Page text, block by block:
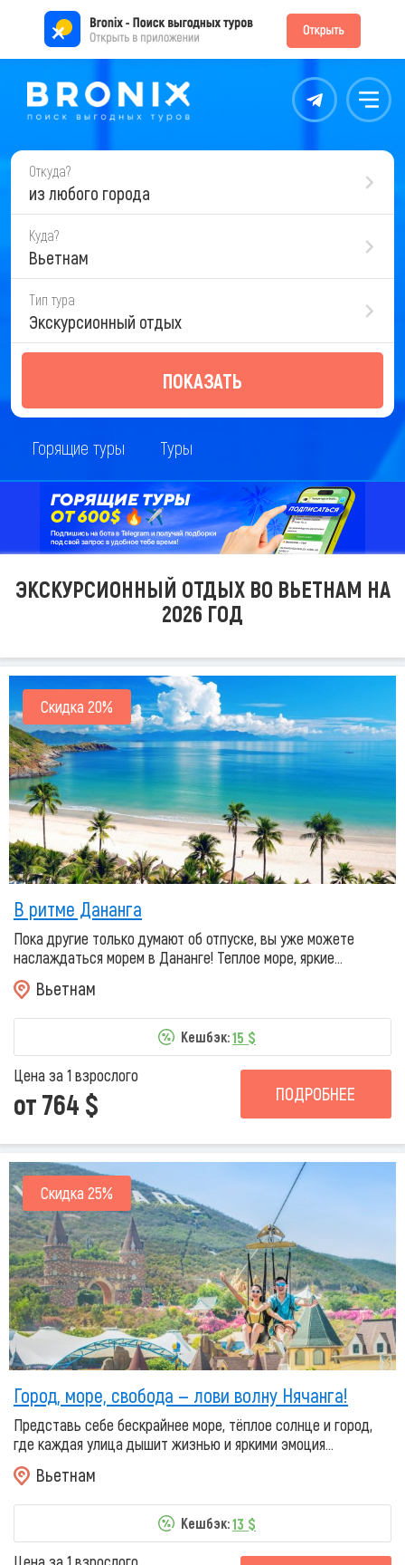
Контакты Меню
Откуда?
из любого города
Куда?
Вьетнам
Тип тура
Экскурсионный отдых
ПОКАЗАТЬ
Горящие туры Туры
ЭКСКУРСИОННЫЙ ОТДЫХ ВО ВЬЕТНАМ НА
2026 ГОД
Скидка 20%
В ритме Дананга
Пока другие только думают об отпуске, вы уже можете
наслаждаться морем в Дананге! Теплое море, яркие...
Вьетнам
Кешбэк:15 $
Цена за 1 взрослого
от 764 $ ПОДРОБНЕЕ
Скидка 25%
Город, море, свобода — лови волну Нячанга!
Представь себе бескрайнее море, тёплое солнце и город,
где каждая улица дышит жизнью и яркими эмоция...
Вьетнам
Кешбэк:13 $